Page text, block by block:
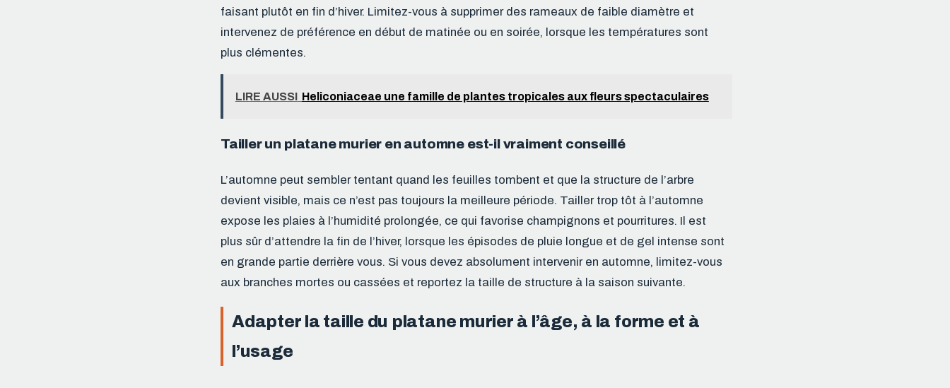
faisant plutôt en fin d’hiver. Limitez-vous à supprimer des rameaux de faible diamètre et
intervenez de préférence en début de matinée ou en soirée, lorsque les températures sont
plus clémentes.
LIRE AUSSI Heliconiaceae une famille de plantes tropicales aux fleurs spectaculaires
Tailler un platane murier en automne est-il vraiment conseillé
L’automne peut sembler tentant quand les feuilles tombent et que la structure de l’arbre
devient visible, mais ce n’est pas toujours la meilleure période. Tailler trop tôt à l’automne
expose les plaies à l’humidité prolongée, ce qui favorise champignons et pourritures. Il est
plus sûr d’attendre la fin de l’hiver, lorsque les épisodes de pluie longue et de gel intense sont
en grande partie derrière vous. Si vous devez absolument intervenir en automne, limitez-vous
aux branches mortes ou cassées et reportez la taille de structure à la saison suivante.
Adapter la taille du platane murier à l’âge, à la forme et à
l’usage